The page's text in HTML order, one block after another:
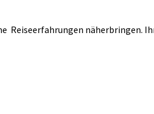
Reiseerfahrungen näherbringen.